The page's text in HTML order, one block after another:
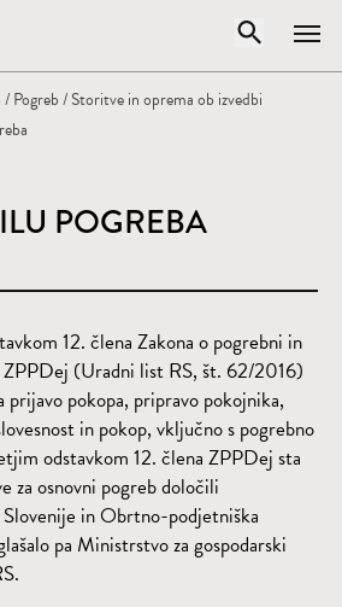
Odpri
/Pogreb/Storitve in oprema ob izvedbi
POGREBA
12. člena Zakona o pogrebni in
ZPPDej (Uradni list RS, št. 62/2016)
prijavo pokopa, pripravo pokojnika,
in pokop, vključno s pogrebno
odstavkom 12. člena ZPPDej sta
za osnovni pogrebdoločili
Slovenije in Obrtno-podjetniška
pa Ministrstvo za gospodarski